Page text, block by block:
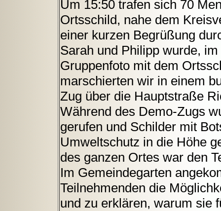
Um 15:50 trafen sich 70
Ortsschild, nahe dem
einer kurzen Begrüßung
Sarah und Philipp wurde,
Gruppenfoto mit dem
marschierten wir in einem
Zug über die Hauptstraße
Während des Demo-Zugs
gerufen und Schilder mit
Umweltschutz in die Höhe
des ganzen Ortes war den
Im Gemeindegarten
Teilnehmenden die
und zu erklären, warum sie